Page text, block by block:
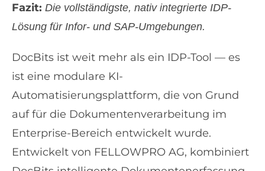
Fazit: Die vollständigste, nativ integrierte IDP-
Lösung für Infor- und SAP-Umgebungen.
DocBits ist weit mehr als ein IDP-Tool — es
ist eine modulare KI-
Automatisierungsplattform, die von Grund
auf für die Dokumentenverarbeitung im
Enterprise-Bereich entwickelt wurde.
Entwickelt von FELLOWPRO AG, kombiniert